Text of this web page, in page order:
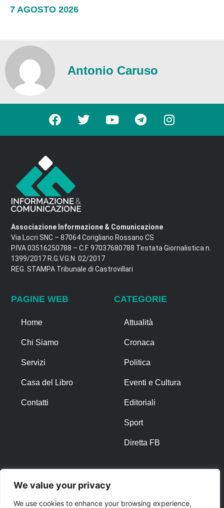
We value your privacy
We use cookies to enhance your browsing experience,
7 AGOSTO 2026
Antonio Caruso
Associazione Informazione & Comunicazione
Via Locri SNC – 87064 Corigliano Rossano CS
P.IVA 03516250788 – C.F. 97037680788 Testata Giornalistica n.
1399/2017 R.G.V.G.N. 02/2017
REG. STAMPA Tribunale di Castrovillari
PAGINE WEB
Home
Chi Siamo
Servizi
Casa del Libro
Contatti
CATEGORIE
Attualità
Cronaca
Politica
Eventi e Cultura
Editoriali
Sport
Diretta FB